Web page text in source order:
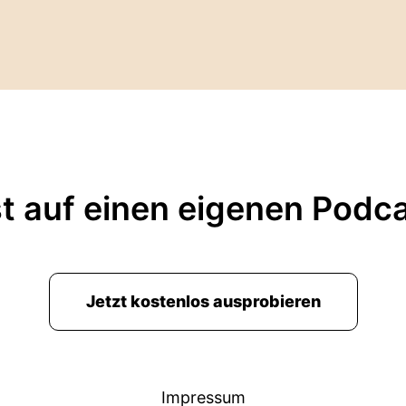
auf einen eigenen
Jetzt kostenlos ausprobieren
Impressum